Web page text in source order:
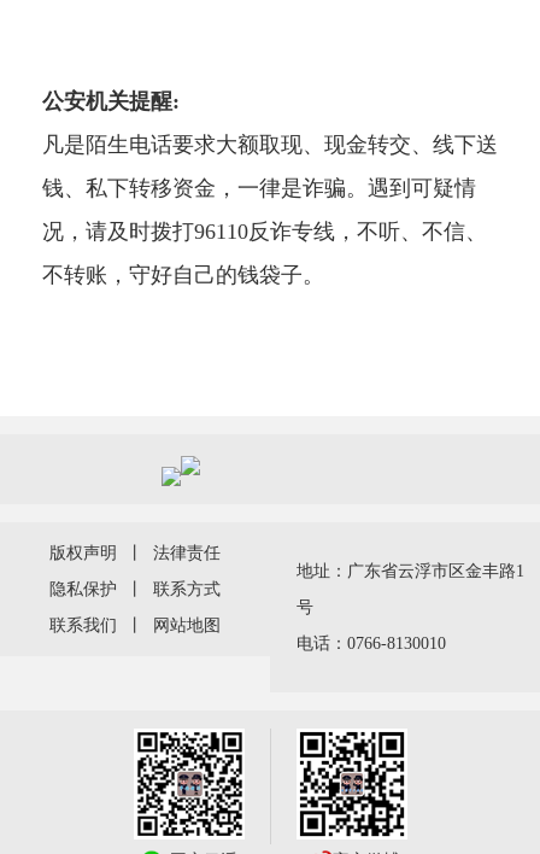
公安机关提醒:
凡是陌生电话要求大额取现、现金转交、线下送
钱、私下转移资金，一律是诈骗。遇到可疑情
况，请及时拨打96110反诈专线，不听、不信、
不转账，守好自己的钱袋子。
版权声明
法律责任
隐私保护
联系方式
联系我们
网站地图
地址：广东省云浮市区金丰路1
号
电话：0766-8130010